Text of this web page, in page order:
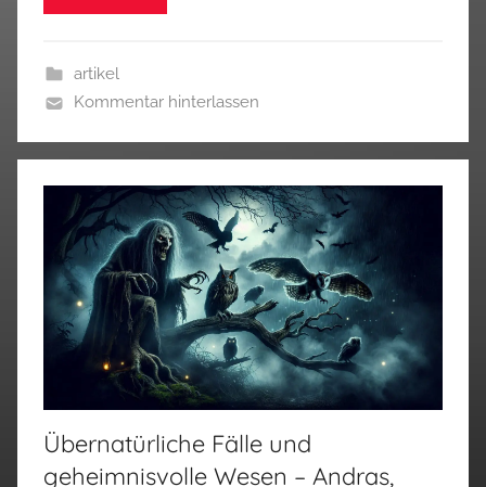
artikel
Kommentar hinterlassen
Übernatürliche Fälle und
geheimnisvolle Wesen – Andras,